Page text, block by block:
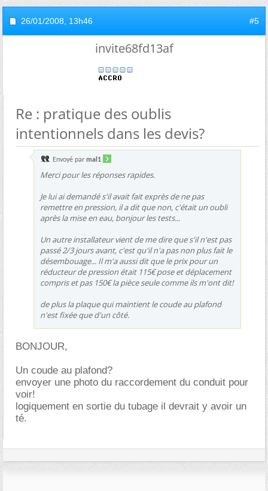
26/01/2008, 13h46 #5
invite68fd13af
Re : pratique des oublis
intentionnels dans les devis?
Envoyé par mal1
Merci pour les réponses rapides.
Je lui ai demandé s'il avait fait exprès de ne pas
remettre en pression, il a dit que non, c'était un oubli
après la mise en eau, bonjour les tests...
Un autre installateur vient de me dire que s'il n'est pas
passé 2/3 jours avant, c'est qu'il n'a pas non plus fait le
désembouage... Il m'a aussi dit que le prix pour un
réducteur de pression était 115€ pose et déplacement
compris et pas 150€ la pièce seule comme ils m'ont dit!
de plus la plaque qui maintient le coude au plafond
n'est fixée que d'un côté.
BONJOUR,
Un coude au plafond?
envoyer une photo du raccordement du conduit pour
voir!
logiquement en sortie du tubage il devrait y avoir un
té.